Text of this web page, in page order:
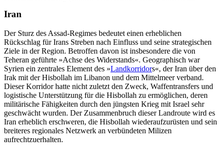
Iran
Der Sturz des Assad-Regimes bedeutet einen erheblichen
Rückschlag für Irans Streben nach Einfluss und seine strategischen
Ziele in der Region. Betroffen davon ist insbesondere die von
Teheran geführte »Achse des Widerstands«. Geographisch war
Syrien ein zentrales Element des »Landkorridors«, der Iran über den
Irak mit der Hisbollah im Libanon und dem Mittelmeer verband.
Die­ser Korridor hatte nicht zuletzt den Zweck, Waffentransfers und
logistische Unterstützung für die Hisbollah zu ermöglichen, deren
militärische Fähigkeiten durch den jüngsten Krieg mit Israel sehr
geschwächt wurden. Der Zusammenbruch dieser Land­route wird es
Iran erheblich erschweren, die Hisbollah wiederaufzurüsten und sein
breiteres regionales Netzwerk an verbündeten Milizen
aufrechtzuerhalten.